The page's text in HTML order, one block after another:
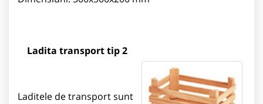
Ladita transport tip 2
Laditele de transport sunt